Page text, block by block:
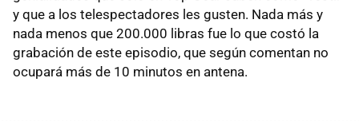
y que a los telespectadores les gusten. Nada más y
nada menos que 200.000 libras fue lo que costó la
grabación de este episodio, que según comentan no
ocupará más de 10 minutos en antena.